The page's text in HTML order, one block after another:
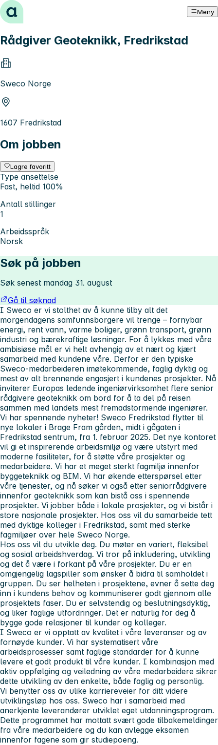
Hopp til innhold Meny
Rådgiver Geoteknikk, Fredrikstad
Sweco Norge
1607 Fredrikstad
Om jobben
Lagre favoritt
Type ansettelse
Fast, heltid 100%
Antall stillinger
1
Arbeidsspråk
Norsk
Søk på jobben
Søk senest mandag 31. august
Gå til søknad
I Sweco er vi stolthet av å kunne tilby alt det
morgendagens samfunnsborgere vil trenge – fornybar
energi, rent vann, varme boliger, grønn transport, grønn
industri og bærekraftige løsninger. For å lykkes med våre
ambisiøse mål er vi helt avhengig av et nært og kjært
samarbeid med kundene våre. Derfor er den typiske
Sweco-medarbeideren imøtekommende, faglig dyktig og
mest av alt brennende engasjert i kundenes prosjekter. Nå
inviterer Europas ledende ingeniørvirksomhet flere senior
rådgivere geoteknikk om bord for å ta del på reisen
sammen med landets mest fremadstormende ingeniører.
Vi har spennende nyheter! Sweco Fredrikstad flytter til
nye lokaler i Brage Fram gården, midt i gågaten i
Fredrikstad sentrum, fra 1. februar 2025. Det nye kontoret
vil gi et inspirerende arbeidsmiljø og være utstyrt med
moderne fasiliteter, for å støtte våre prosjekter og
medarbeidere. Vi har et meget sterkt fagmiljø innenfor
byggeteknikk og BIM. Vi har økende etterspørsel etter
våre tjenester, og nå søker vi også etter seniorrådgivere
innenfor geoteknikk som kan bistå oss i spennende
prosjekter. Vi jobber både i lokale prosjekter, og vi bistår i
store nasjonale prosjekter. Hos oss vil du samarbeide tett
med dyktige kolleger i Fredrikstad, samt med sterke
fagmiljøer over hele Sweco Norge.
Hos oss vil du utvikle deg. Du møter en variert, fleksibel
og sosial arbeidshverdag. Vi tror på inkludering, utvikling
og det å være i forkant på våre prosjekter. Du er en
omgjengelig lagspiller som ønsker å bidra til samholdet i
gruppen. Du ser helheten i prosjektene, evner å sette deg
inn i kundens behov og kommuniserer godt gjennom alle
prosjektets faser. Du er selvstendig og beslutningsdyktig,
og liker faglige utfordringer. Det er naturlig for deg å
bygge gode relasjoner til kunder og kolleger.
I Sweco er vi opptatt av kvalitet i våre leveranser og av
fornøyde kunder. Vi har systematisert våre
arbeidsprosesser samt faglige standarder for å kunne
levere et godt produkt til våre kunder. I kombinasjon med
aktiv oppfølging og veiledning av våre medarbeidere sikrer
dette utvikling av den enkelte, både faglig og personlig.
Vi benytter oss av ulike karriereveier for ditt videre
utviklingsløp hos oss. Sweco har i samarbeid med
anerkjente leverandører utviklet eget utdanningsprogram.
Dette programmet har mottatt svært gode tilbakemeldinger
fra våre medarbeidere og du kan avlegge eksamen
innenfor fagene som gir studiepoeng.